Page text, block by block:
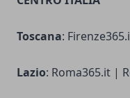
Toscana:
Lazio: Roma365.it |